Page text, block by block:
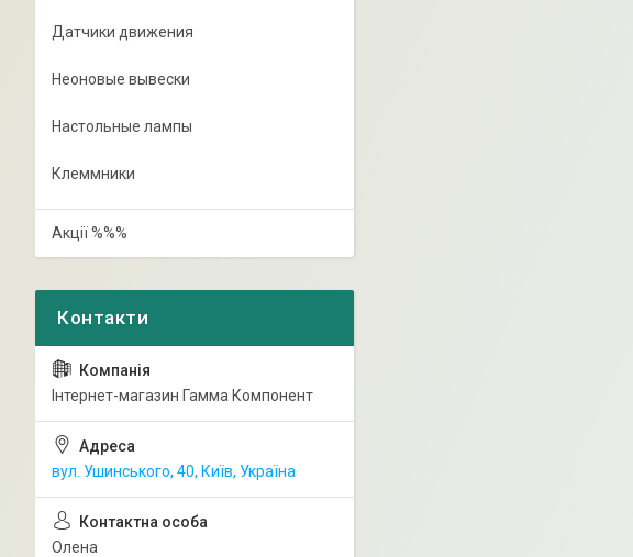
Датчики движения
Неоновые вывески
Настольные лампы
Клеммники
Акції %%%
Інтернет-магазин Гамма Компонент
вул. Ушинського, 40, Київ, Україна
Олена